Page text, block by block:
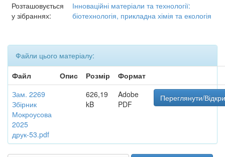
Розташовується
у зібраннях:
Інноваційні матеріали та технології:
біотехнологія, прикладна хімія та екологія
Файли цього матеріалу:
Файл
Опис Розмір
Формат
Зам. 2269
Збірник
Мокроусова
2025
друк-53.pdf
626,19
kB
Adobe
PDF
Переглянути/